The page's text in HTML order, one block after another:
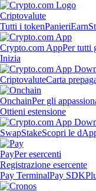
Criptovalute
Tutti i tokenPanieriEarn
Crypto.com AppPer tutti
Inizia
CriptovaluteCarta
OnchainPer gli
Ottieni estensione
SwapStakeScopri le
PayPer esercenti
Registrazione esercente
Pay TerminalPay SDK